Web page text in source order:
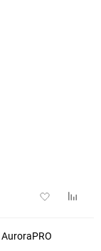
Добавить